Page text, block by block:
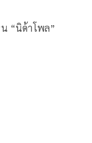
“นิด้าโพล”